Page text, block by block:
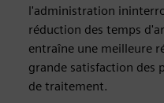
l'administration
réduction des temps
entraîne une meilleure
grande satisfaction des
de traitement.